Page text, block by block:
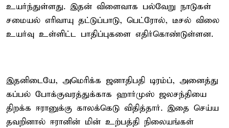
உயர்ந்துள்ளது. இதன் விளைவாக பல்வேறு நாடுகள்
சமையல் எரிவாயு தட்டுப்பாடு, பெட்ரோல், டீசல் விலை
உயர்வு உள்ளிட்ட பாதிப்புகளை எதிர்கொண்டுள்ளன.
இதனிடையே, அமெரிக்க ஜனாதிபதி டிரம்ப், அனைத்து
கப்பல் போக்குவரத்துக்காக ஹார்முஸ் ஜலசந்தியை
திறக்க ஈரானுக்கு காலக்கெடு விதித்தார். இதை செய்ய
தவறினால் ஈரானின் மின் உற்பத்தி நிலையங்கள்